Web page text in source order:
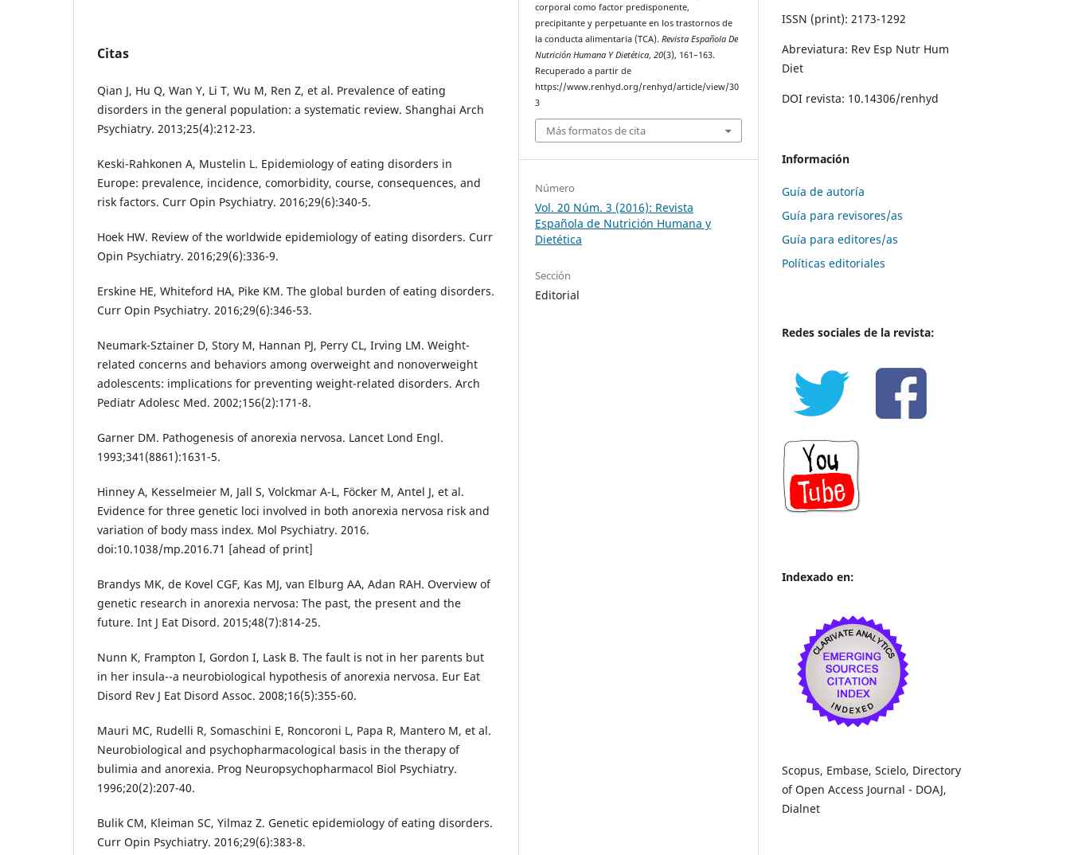
Citas
Qian J, Hu Q, Wan Y, Li T, Wu M, Ren Z, et al. Prevalence of eating
disorders in the general population: a systematic review. Shanghai Arch
Psychiatry. 2013;25(4):212-23.
Keski-Rahkonen A, Mustelin L. Epidemiology of eating disorders in
Europe: prevalence, incidence, comorbidity, course, consequences, and
risk factors. Curr Opin Psychiatry. 2016;29(6):340-5.
Hoek HW. Review of the worldwide epidemiology of eating disorders. Curr
Opin Psychiatry. 2016;29(6):336-9.
Erskine HE, Whiteford HA, Pike KM. The global burden of eating disorders.
Curr Opin Psychiatry. 2016;29(6):346-53.
Neumark-Sztainer D, Story M, Hannan PJ, Perry CL, Irving LM. Weight-
related concerns and behaviors among overweight and nonoverweight
adolescents: implications for preventing weight-related disorders. Arch
Pediatr Adolesc Med. 2002;156(2):171-8.
Garner DM. Pathogenesis of anorexia nervosa. Lancet Lond Engl.
1993;341(8861):1631-5.
Hinney A, Kesselmeier M, Jall S, Volckmar A-L, Föcker M, Antel J, et al.
Evidence for three genetic loci involved in both anorexia nervosa risk and
variation of body mass index. Mol Psychiatry. 2016.
doi:10.1038/mp.2016.71 [ahead of print]
Brandys MK, de Kovel CGF, Kas MJ, van Elburg AA, Adan RAH. Overview of
genetic research in anorexia nervosa: The past, the present and the
future. Int J Eat Disord. 2015;48(7):814-25.
Nunn K, Frampton I, Gordon I, Lask B. The fault is not in her parents but
in her insula--a neurobiological hypothesis of anorexia nervosa. Eur Eat
Disord Rev J Eat Disord Assoc. 2008;16(5):355-60.
Mauri MC, Rudelli R, Somaschini E, Roncoroni L, Papa R, Mantero M, et al.
Neurobiological and psychopharmacological basis in the therapy of
bulimia and anorexia. Prog Neuropsychopharmacol Biol Psychiatry.
1996;20(2):207-40.
Bulik CM, Kleiman SC, Yilmaz Z. Genetic epidemiology of eating disorders.
Curr Opin Psychiatry. 2016;29(6):383-8.
corporal como factor predisponente,
precipitante y perpetuante en los trastornos de
la conducta alimentaria (TCA).Revista Española De
Nutrición Humana Y Dietética,20(3), 161–163.
Recuperado a partir de
https://www.renhyd.org/renhyd/article/view/30
3
Más formatos de cita
Número
Vol. 20 Núm. 3 (2016): Revista
Española de Nutrición Humana y
Dietética
Sección
Editorial
ISSN (print): 2173-1292
Abreviatura: Rev Esp Nutr Hum
Diet
DOI revista: 10.14306/renhyd
Información
Guía de autoría
Guía para revisores/as
Guía para editores/as
Políticas editoriales
Redes sociales de la revista:
Indexado en:
Scopus, Embase, Scielo, Directory
of Open Access Journal - DOAJ,
Dialnet